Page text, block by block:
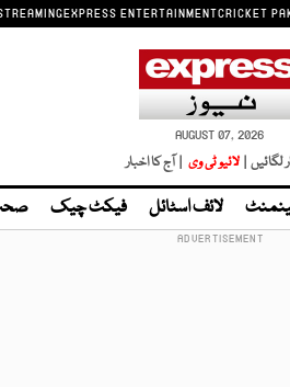
EXPRESS ENTERTAINMENTCRICKET
AUGUST 07, 2026
لگائیں | لائیو ٹی وی | آج کا اخبار
لائف اسٹائل فیکٹ چیک